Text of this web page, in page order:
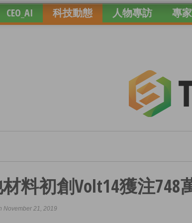
CEO_AI 科技動態 人物專訪 專
料初創Volt14獲注748
November 21, 2019